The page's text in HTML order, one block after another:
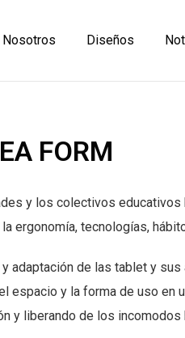
Nosotros Diseños
FORM
y los colectivos
ergonomía, tecnologías,
y adaptación de las tablet y
espacio y la forma de uso en
y liberando de los